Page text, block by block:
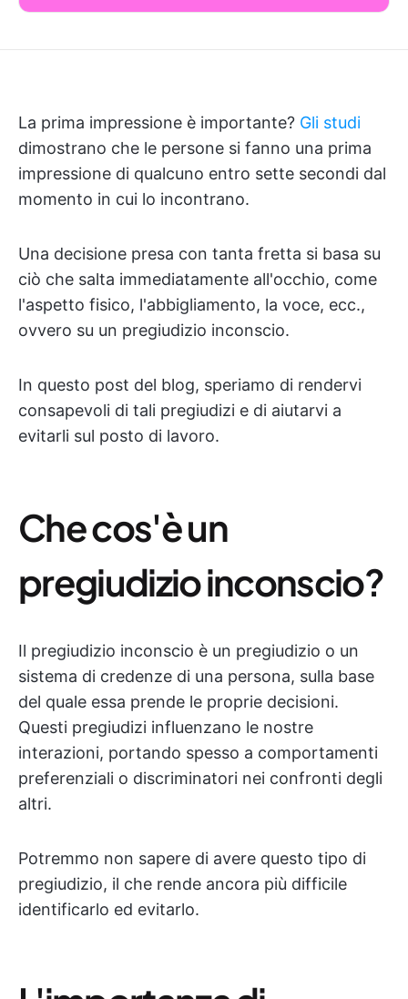
La prima impressione è importante? Gli studi
dimostrano che le persone si fanno una prima
impressione di qualcuno entro sette secondi dal
momento in cui lo incontrano.
Una decisione presa con tanta fretta si basa su
ciò che salta immediatamente all'occhio, come
l'aspetto fisico, l'abbigliamento, la voce, ecc.,
ovvero su un pregiudizio inconscio.
In questo post del blog, speriamo di rendervi
consapevoli di tali pregiudizi e di aiutarvi a
evitarli sul posto di lavoro.
Che cos'è un
pregiudizio inconscio?
Il pregiudizio inconscio è un pregiudizio o un
sistema di credenze di una persona, sulla base
del quale essa prende le proprie decisioni.
Questi pregiudizi influenzano le nostre
interazioni, portando spesso a comportamenti
preferenziali o discriminatori nei confronti degli
altri.
Potremmo non sapere di avere questo tipo di
pregiudizio, il che rende ancora più difficile
identificarlo ed evitarlo.